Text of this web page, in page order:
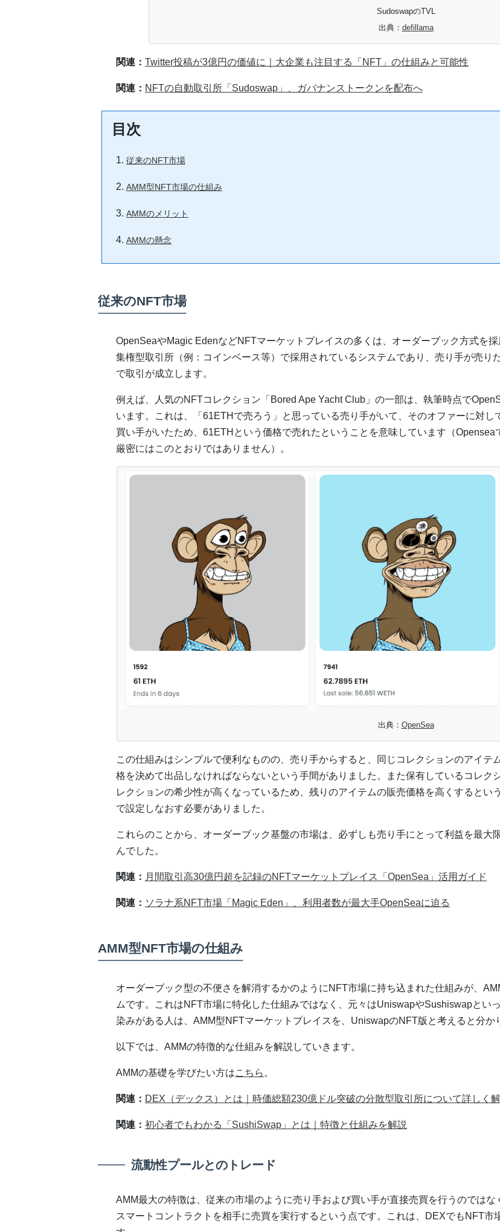
SudoswapのTVL
出典： defillama
関連： Twitter投稿が3億円の価値に｜大企業も注目する「NFT」の仕組みと可能性
関連： NFTの自動取引所「Sudoswap」、ガバナンストークンを配布へ
目次
従来のNFT市場
AMM型NFT市場の仕組み
AMMのメリット
AMMの懸念
従来のNFT市場
OpenSeaやMagic EdenなどNFTマーケットプレイスの多くは、オーダーブック方式を
集権型取引所（例：コインベース等）で採用されているシステムであり、売り手が売り
で取引が成立します。
例えば、人気のNFTコレクション「Bored Ape Yacht Club」の一部は、執筆時点で
います。これは、「61ETHで売ろう」と思っている売り手がいて、そのオファーに対
買い手がいたため、61ETHという価格で売れたということを意味しています（
厳密にはこのとおりではありません）。
出典： OpenSea
この仕組みはシンプルで便利なものの、売り手からすると、同じコレクションのアイテ
格を決めて出品しなければならないという手間がありました。また保有しているコレク
レクションの希少性が高くなっているため、残りのアイテムの販売価格を高くするとい
で設定しなおす必要がありました。
これらのことから、オーダーブック基盤の市場は、必ずしも売り手にとって利益を最大
んでした。
関連： 月間取引高30億円超を記録のNFTマーケットプレイス「OpenSea」活用ガイド
関連： ソラナ系NFT市場「Magic Eden」、利用者数が最大手OpenSeaに迫る
AMM型NFT市場の仕組み
オーダーブック型の不便さを解消するかのようにNFT市場に持ち込まれた仕組みが、
ムです。これはNFT市場に特化した仕組みではなく、元々はUniswapやSushiswapとい
染みがある人は、AMM型NFTマーケットプレイスを、UniswapのNFT版と考えると分か
以下では、AMMの特徴的な仕組みを解説していきます。
AMMの基礎を学びたい方はこちら。
関連： DEX（デックス）とは｜時価総額230億ドル突破の分散型取引所について詳しく
関連： 初心者でもわかる「SushiSwap」とは｜特徴と仕組みを解説
流動性プールとのトレード
AMM最大の特徴は、従来の市場のように売り手および買い手が直接売買を行うのでは
スマートコントラクトを相手に売買を実行するという点です。これは、DEXでもNFT市